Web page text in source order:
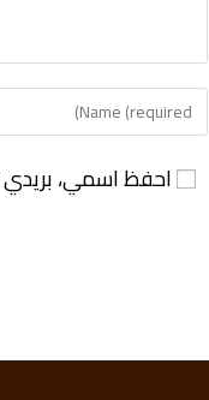
احفظ اسمي، بريدي